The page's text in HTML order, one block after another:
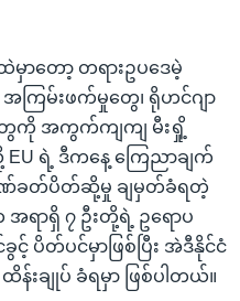
ာတော့ တရားဥပဒေမဲ့
ကြမ်းဖက်မှုတွေ၊ ရိုဟင်ဂျာ
ကို အကွက်ကျကျ မီးရှို့
ရဲ့ ဒီကနေ့ ကြေညာချက်
ဒဏ်ခတ်ပိတ်ဆို့မှု ချမှတ်ခံရတဲ့
ရာရှိ ၇ ဦးတို့ရဲ့ ဥရောပ
ပိတ်ပင်မှာဖြစ်ပြီး အဲဒီနိုင်ငံ
းချုပ် ခံရမှာ ဖြစ်ပါတယ်။